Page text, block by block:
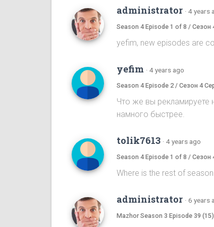
administrator · 4 years
Season 4 Episode 1 of 8 / Сезон
yefim, new episodes are
yefim · 4 years ago
Season 4 Episode 2 / Сезон 4
Что же вы рекламируете
намного быстрее.
tolik7613 · 4 years ago
Season 4 Episode 1 of 8 / Сезон
Where is the rest of
administrator · 6 years
Mazhor Season 3 Episode 39